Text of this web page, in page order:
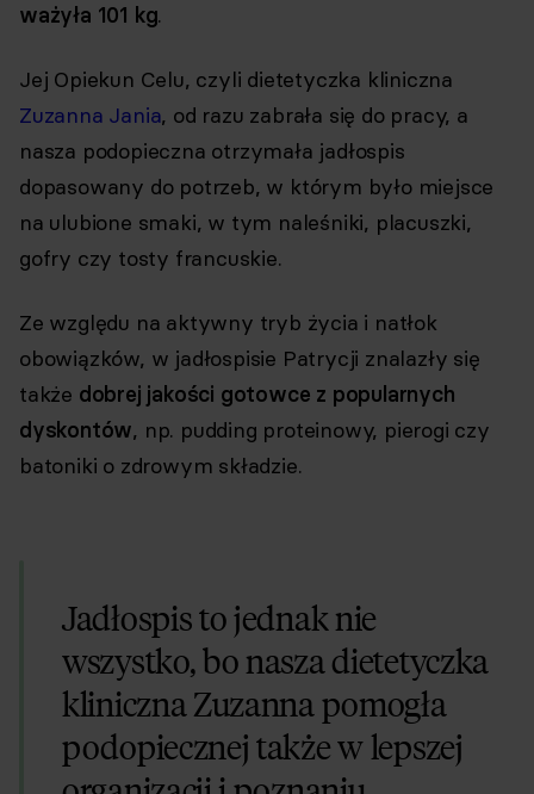
ważyła 101 kg.
Jej Opiekun Celu, czyli dietetyczka kliniczna
Zuzanna Jania, od razu zabrała się do pracy, a
nasza podopieczna otrzymała jadłospis
dopasowany do potrzeb, w którym było miejsce
na ulubione smaki, w tym naleśniki, placuszki,
gofry czy tosty francuskie.
Ze względu na aktywny tryb życia i natłok
obowiązków, w jadłospisie Patrycji znalazły się
także dobrej jakości gotowce z popularnych
dyskontów, np. pudding proteinowy, pierogi czy
batoniki o zdrowym składzie.
Jadłospis to jednak nie
wszystko, bo nasza dietetyczka
kliniczna Zuzanna pomogła
podopiecznej także w lepszej